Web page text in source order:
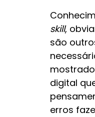
skill,
são
digital
erros